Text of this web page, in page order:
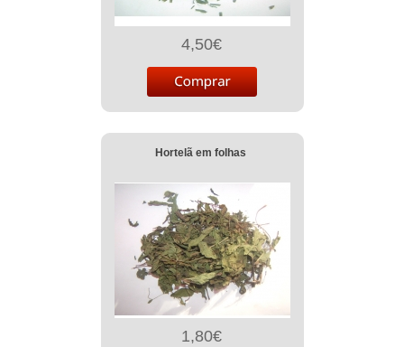
4,50€
Hortelã em folhas
1,80€